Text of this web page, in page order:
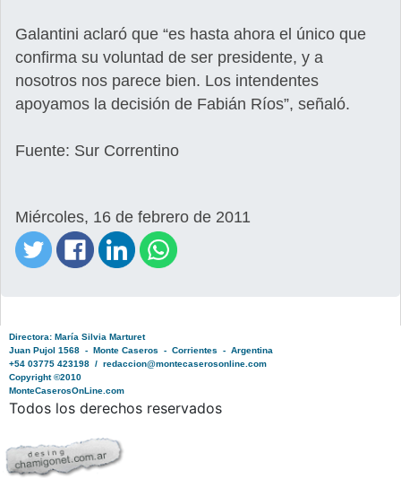
Galantini aclaró que “es hasta ahora el único que
confirma su voluntad de ser presidente, y a
nosotros nos parece bien. Los intendentes
apoyamos la decisión de Fabián Ríos”, señaló.
Fuente: Sur Correntino
Miércoles, 16 de febrero de 2011
Directora: María Silvia Marturet
Juan Pujol 1568 - Monte Caseros - Corrientes - Argentina
+54 03775 423198 / redaccion@montecaserosonline.com
Copyright ©2010
MonteCaserosOnLine.com
Todos los derechos reservados